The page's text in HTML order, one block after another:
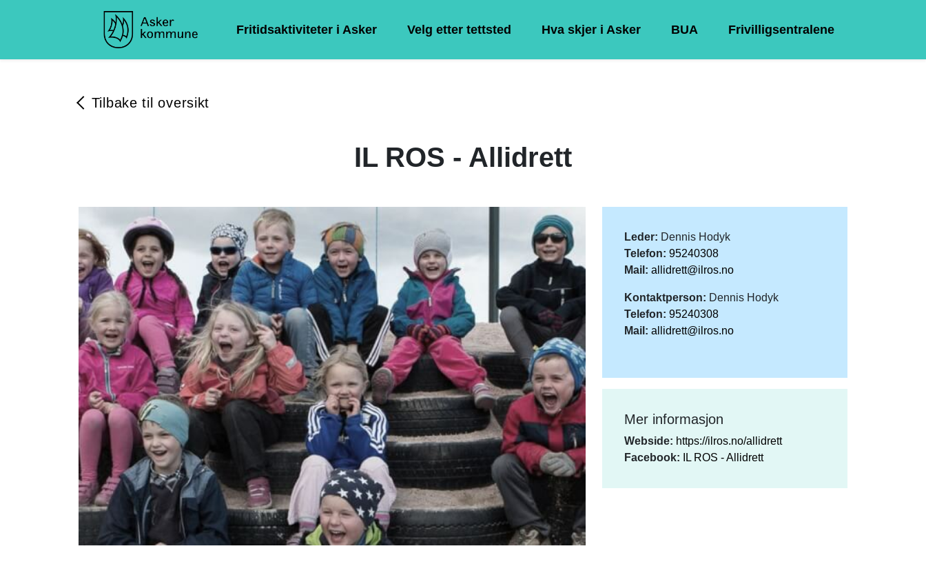
Fritidsaktiviteter i Asker Velg etter tettsted Hva skjer i Asker BUA Frivilligsentralene
Tilbake til oversikt
IL ROS - Allidrett
Leder: Dennis Hodyk
Telefon: 95240308
Mail: allidrett@ilros.no
Kontaktperson: Dennis Hodyk
Telefon: 95240308
Mail: allidrett@ilros.no
Mer informasjon
Webside: https://ilros.no/allidrett
Facebook:
IL ROS - Allidrett